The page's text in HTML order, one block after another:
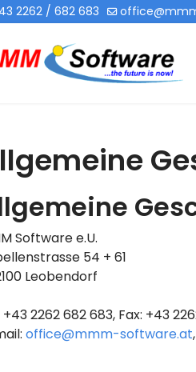
2262 / 682 683
Software e.U.
54 + 61
Leobendorf
+43 2262 682 683, Fax: +43
office@mmm-software.at